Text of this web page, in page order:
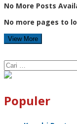
No More Posts
No more pages to
View More
Cari
untuk:
Populer